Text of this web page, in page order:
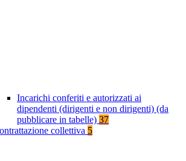
Incarichi conferiti e autorizzati ai
dipendenti (dirigenti e non dirigenti) (da
pubblicare in tabelle) 37
collettiva 5